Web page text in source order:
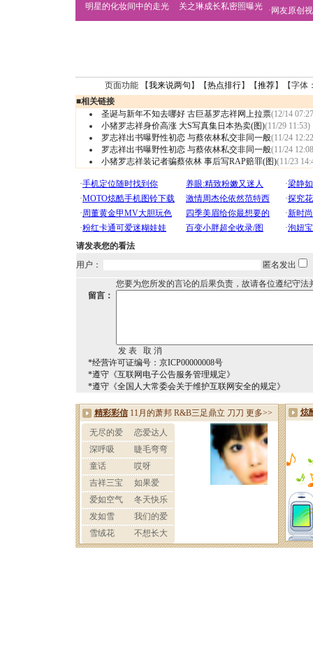
明星的化妆间中的走光 关之琳成长私密照曝光
· 网友原创
页面功能 【我来说两句 】【热点排行】【推荐】【字体
■相关链接
圣诞与新年不知去哪好 古巨基罗志祥网上拉票(12/14
小猪罗志祥身价高涨 大S写真集日本热卖(图)(11/29 11:53)
罗志祥出书曝野性初恋 与蔡依林私交非同一般(11/24
罗志祥出书曝野性初恋 与蔡依林私交非同一般(11/24
小猪罗志祥装记者骗蔡依林 事后写RAP赔罪(图)(11/23
请发表您的看法
用户：
匿名发出
您要为您所发的言论的后果负责，故请各位遵纪守法
留言：
*经营许可证编号：京ICP00000008号
*遵守《互联网电子公告服务管理规定》
*遵守《全国人大常委会关于维护互联网安全的规定》